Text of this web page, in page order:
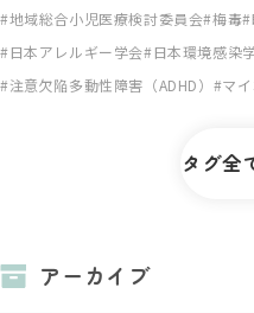
地域総合小児医療検討委員会 梅毒
日本アレルギー学会 日本環境感染
注意欠陥多動性障害（ADHD）
マ
タグ全
アーカイブ